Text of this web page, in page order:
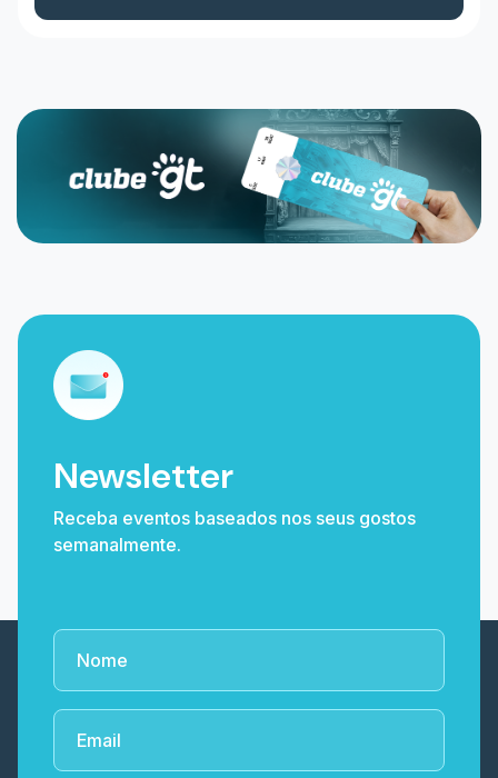
Newsletter
Receba eventos baseados nos seus gostos
semanalmente.